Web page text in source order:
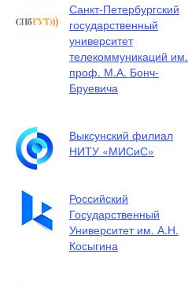
Санкт-Петербургский
государственный
университет
телекоммуникаций им.
проф. М.А. Бонч-
Бруевича
Выксунский филиал
НИТУ «МИСиС»
Российский
Государственный
Университет им. А.Н.
Косыгина